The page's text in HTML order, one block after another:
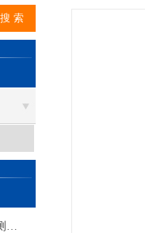
现货供应日置HIOKI 9771针型测试线